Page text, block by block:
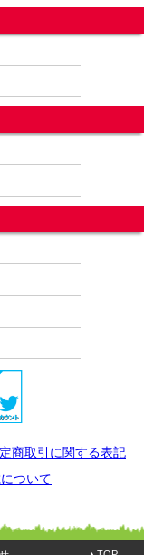
商取引に関する表記
ついて